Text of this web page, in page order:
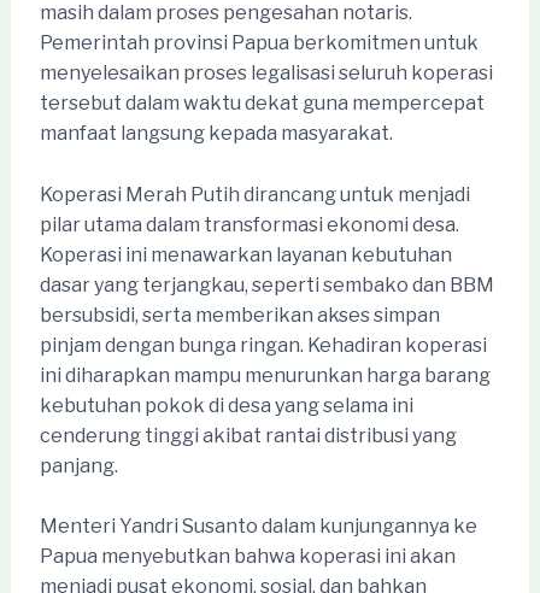
masih dalam proses pengesahan notaris.
Pemerintah provinsi Papua berkomitmen untuk
menyelesaikan proses legalisasi seluruh koperasi
tersebut dalam waktu dekat guna mempercepat
manfaat langsung kepada masyarakat.
Koperasi Merah Putih dirancang untuk menjadi
pilar utama dalam transformasi ekonomi desa.
Koperasi ini menawarkan layanan kebutuhan
dasar yang terjangkau, seperti sembako dan BBM
bersubsidi, serta memberikan akses simpan
pinjam dengan bunga ringan. Kehadiran koperasi
ini diharapkan mampu menurunkan harga barang
kebutuhan pokok di desa yang selama ini
cenderung tinggi akibat rantai distribusi yang
panjang.
Menteri Yandri Susanto dalam kunjungannya ke
Papua menyebutkan bahwa koperasi ini akan
menjadi pusat ekonomi, sosial, dan bahkan